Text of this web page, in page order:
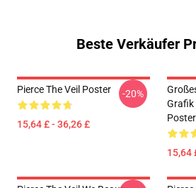
Beste Verkäufer
Pierce The Veil Poster
15,64 £ - 36,26 £
-20%
Grafik
Poster
15,64